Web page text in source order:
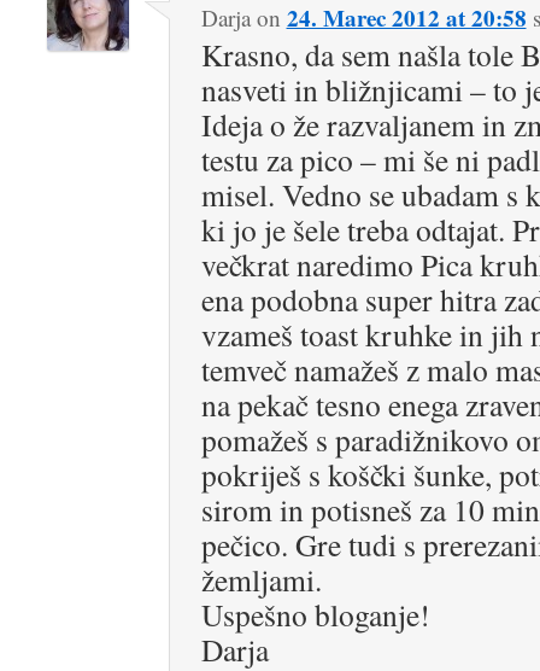
Darjaon 24. Marec 2012 at 20:58
Krasno, da sem našla tole
nasveti in bližnjicami – to
Ideja o že razvaljanem in
testu za pico – mi še ni
misel. Vedno se ubadam s
ki jo je šele treba odtajat.
večkrat naredimo Pica
ena podobna super hitra
vzameš toast kruhke in jih
temveč namažeš z malo
na pekač tesno enega
pomažeš s paradižnikovo
pokriješ s koščki šunke,
sirom in potisneš za 10
pečico. Gre tudi s
žemljami.
Uspešno bloganje!
Darja